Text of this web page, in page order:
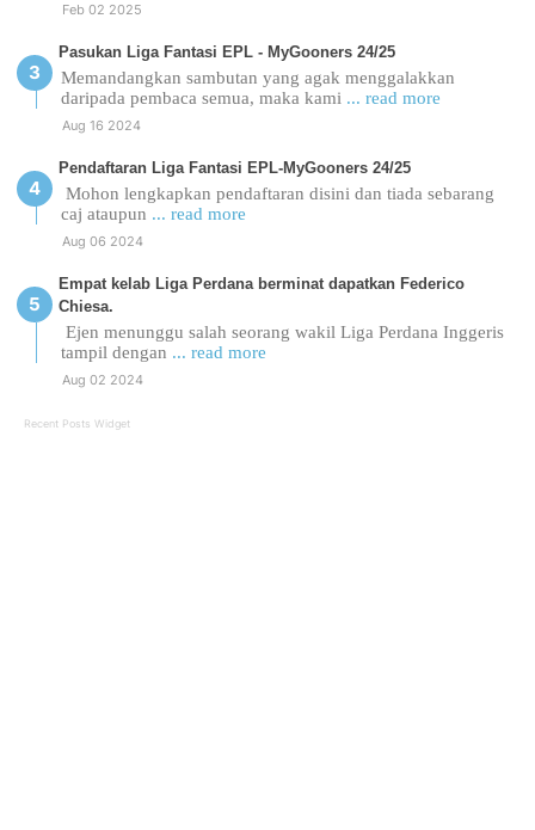
Feb 02 2025
Pasukan Liga Fantasi EPL - MyGooners 24/25
Memandangkan sambutan yang agak menggalakkan
daripada pembaca semua, maka kami ... read more
Aug 16 2024
Pendaftaran Liga Fantasi EPL-MyGooners 24/25
Mohon lengkapkan pendaftaran disini dan tiada sebarang
caj ataupun ... read more
Aug 06 2024
Empat kelab Liga Perdana berminat dapatkan Federico
Chiesa.
Ejen menunggu salah seorang wakil Liga Perdana Inggeris
tampil dengan ... read more
Aug 02 2024
Recent Posts Widget